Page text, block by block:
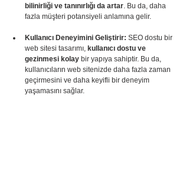
bilinirliği ve tanınırlığı da artar. Bu da, daha
fazla müşteri potansiyeli anlamına gelir.
Kullanıcı Deneyimini Geliştirir: SEO dostu bir
web sitesi tasarımı, kullanıcı dostu ve
gezinmesi kolay bir yapıya sahiptir. Bu da,
kullanıcıların web sitenizde daha fazla zaman
geçirmesini ve daha keyifli bir deneyim
yaşamasını sağlar.